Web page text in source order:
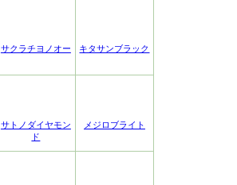
サクラチヨノオー キタサンブラック
サトノダイヤモン
ド
メジロブライト